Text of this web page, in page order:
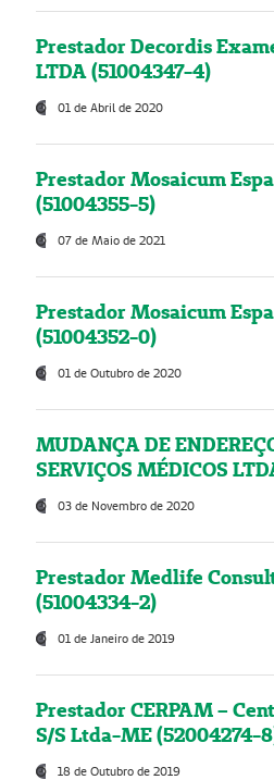
Prestador Decordis
LTDA (51004347-4)
01 de Abril de 2020
Prestador Mosaicum
(51004355-5)
07 de Maio de 2021
Prestador Mosaicum
(51004352-0)
01 de Outubro de 2020
MUDANÇA DE
SERVIÇOS MÉDICOS
03 de Novembro de 2020
Prestador Medlife
(51004334-2)
01 de Janeiro de 2019
Prestador CERPAM –
S/S Ltda-ME (52004274-
18 de Outubro de 2019